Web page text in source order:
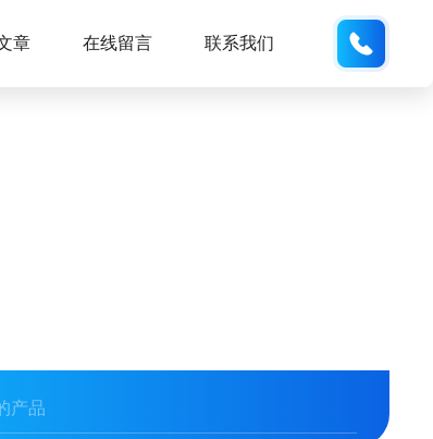
章 在线留言 联系我们